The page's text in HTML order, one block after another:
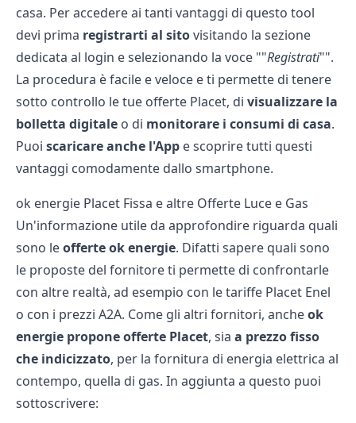
casa. Per accedere ai tanti vantaggi di questo tool
devi prima registrarti al sitovisitando la sezione
dedicata al login e selezionando la voce ""Registrati"".
La procedura è facile e veloce e ti permette di tenere
sotto controllo le tue offerte Placet, di visualizzare la
bolletta digitale o di monitorare i consumi di casa.
Puoi scaricare anche l'App e scoprire tutti questi
vantaggi comodamente dallo smartphone.
ok energie Placet Fissa e altre Offerte Luce e Gas
Un'informazione utile da approfondire riguarda quali
sono leofferte ok energie. Difatti sapere quali sono
le proposte del fornitore ti permette di confrontarle
con altre realtà, ad esempio con letariffe Placet Enel
o con i prezzi A2A. Come gli altri fornitori, ancheok
energie propone offerte Placet, sia a prezzo fisso
che indicizzato, per la fornitura di energia elettrica al
contempo, quella di gas. In aggiunta a questo puoi
sottoscrivere: